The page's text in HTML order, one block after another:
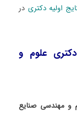
اولیه دکتری در
علوم و
و مهندسی صنایع